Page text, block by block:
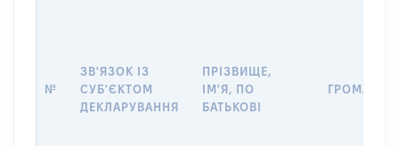
№
ЗВ'ЯЗОК ІЗ
СУБ'ЄКТОМ
ДЕКЛАРУВАННЯ
ПРІЗВИЩЕ,
ІМ'Я, ПО
БАТЬКОВІ